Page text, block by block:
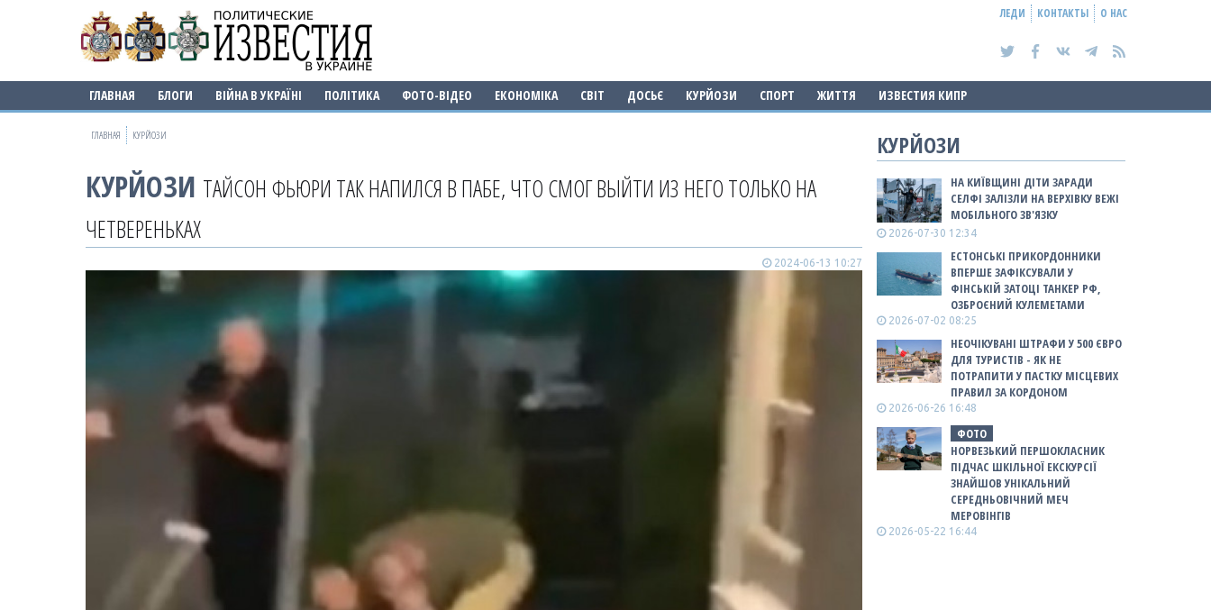
ЛЕДИ КОНТАКТЫ О НАС
ГЛАВНАЯ БЛОГИ ВІЙНА В УКРАЇНІ ПОЛІТИКА ФОТО-ВІДЕО ЕКОНОМІКА СВІТ ДОСЬЄ КУРЙОЗИ СПОРТ ЖИТТЯ ИЗВЕСТИЯ КИПР
ГЛАВНАЯ КУРЙОЗИ
КУРЙОЗИ ТАЙСОН ФЬЮРИ ТАК НАПИЛСЯ В ПАБЕ, ЧТО СМОГ ВЫЙТИ ИЗ НЕГО ТОЛЬКО НА
ЧЕТВЕРЕНЬКАХ
2024-06-13 10:27
КУРЙОЗИ
НА КИЇВЩИНІ ДІТИ ЗАРАДИ
СЕЛФІ ЗАЛІЗЛИ НА ВЕРХІВКУ ВЕЖІ
МОБІЛЬНОГО ЗВ'ЯЗКУ
2026-07-30 12:34
ЕСТОНСЬКІ ПРИКОРДОННИКИ
ВПЕРШЕ ЗАФІКСУВАЛИ У
ФІНСЬКІЙ ЗАТОЦІ ТАНКЕР РФ,
ОЗБРОЄНИЙ КУЛЕМЕТАМИ
2026-07-02 08:25
НЕОЧІКУВАНІ ШТРАФИ У 500 ЄВРО
ДЛЯ ТУРИСТІВ - ЯК НЕ
ПОТРАПИТИ У ПАСТКУ МІСЦЕВИХ
ПРАВИЛ ЗА КОРДОНОМ
2026-06-26 16:48
ФОТО
НОРВЕЗЬКИЙ ПЕРШОКЛАСНИК
ПІДЧАС ШКІЛЬНОЇ ЕКСКУРСІЇ
ЗНАЙШОВ УНІКАЛЬНИЙ
СЕРЕДНЬОВІЧНИЙ МЕЧ
МЕРОВІНГІВ
2026-05-22 16:44